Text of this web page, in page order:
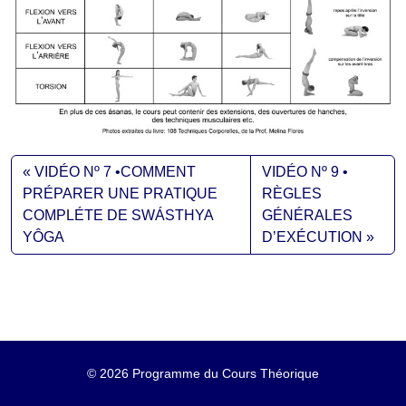
VIDÉO Nº 7 •COMMENT
PRÉPARER UNE PRATIQUE
COMPLÉTE DE SWÁSTHYA
YÔGA
VIDÉO Nº 9 •
RÈGLES
GÉNÉRALES
D’EXÉCUTION
© 2026 Programme du Cours Théorique